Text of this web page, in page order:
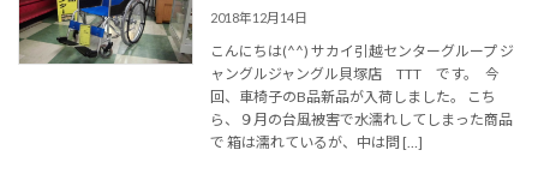
2018年12月14日
こんにちは(^^) サカイ引越センターグループ ジ
ャングルジャングル貝塚店 TTT です。 今
回、車椅子のB品新品が入荷しました。 こち
ら、９月の台風被害で水濡れしてしまった商品
で 箱は濡れているが、中は問 […]